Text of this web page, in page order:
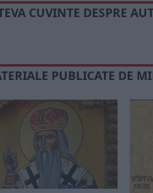
CUVINTE DESPRE
PUBLICATE DE